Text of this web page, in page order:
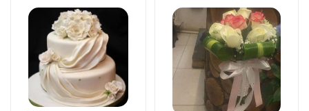
Торты
The world of mixed
flavor
199 AZN
Свадебные букеты
Bright start -
Wedding bouquet
59 AZN